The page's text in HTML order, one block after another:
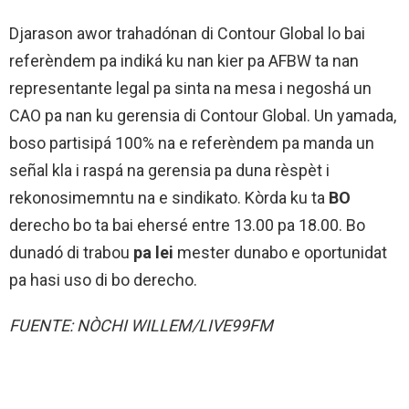
Djarason awor trahadónan di Contour Global lo bai
referèndem pa indiká ku nan kier pa AFBW ta nan
representante legal pa sinta na mesa i negoshá un
CAO pa nan ku gerensia di Contour Global. Un yamada,
boso partisipá 100% na e referèndem pa manda un
señal kla i raspá na gerensia pa duna rèspèt i
rekonosimemntu na e sindikato. Kòrda ku ta BO
derecho bo ta bai ehersé entre 13.00 pa 18.00. Bo
dunadó di trabou pa lei mester dunabo e oportunidat
pa hasi uso di bo derecho.
FUENTE:NÒCHI WILLEM/LIVE99FM